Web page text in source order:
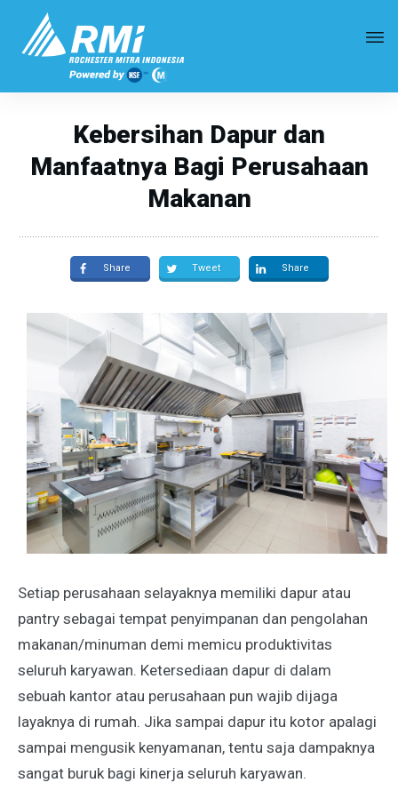
Kebersihan Dapur dan
Manfaatnya Bagi Perusahaan
Makanan
Share Tweet Share
Setiap perusahaan selayaknya memiliki dapur atau
pantry sebagai tempat penyimpanan dan pengolahan
makanan/minuman demi memicu produktivitas
seluruh karyawan. Ketersediaan dapur di dalam
sebuah kantor atau perusahaan pun wajib dijaga
layaknya di rumah. Jika sampai dapur itu kotor apalagi
sampai mengusik kenyamanan, tentu saja dampaknya
sangat buruk bagi kinerja seluruh karyawan.